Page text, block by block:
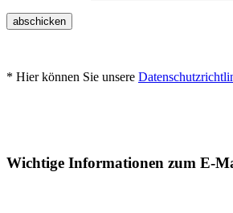
abschicken
* Hier können Sie unsere
Wichtige Informationen zum E-